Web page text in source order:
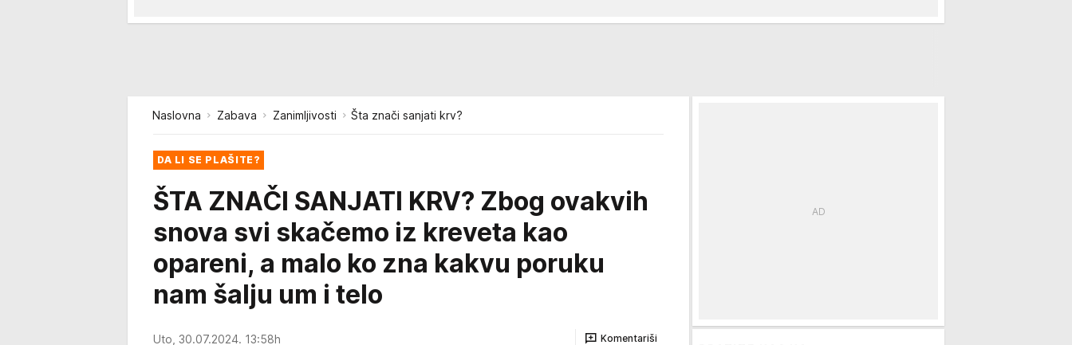
Naslovna Zabava Zanimljivosti Šta znači sanjati krv?
DA LI SE PLAŠITE?
ŠTA ZNAČI SANJATI KRV? Zbog ovakvih
snova svi skačemo iz kreveta kao
opareni, a malo ko zna kakvu poruku
nam šalju um i telo
Uto, 30.07.2024. 13:58h Komentariši